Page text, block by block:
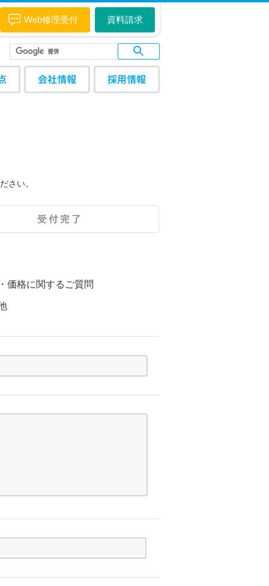
Web修理受付 資料請求
会社情報 採用情報
さい。
受付完了
価格に関するご質問